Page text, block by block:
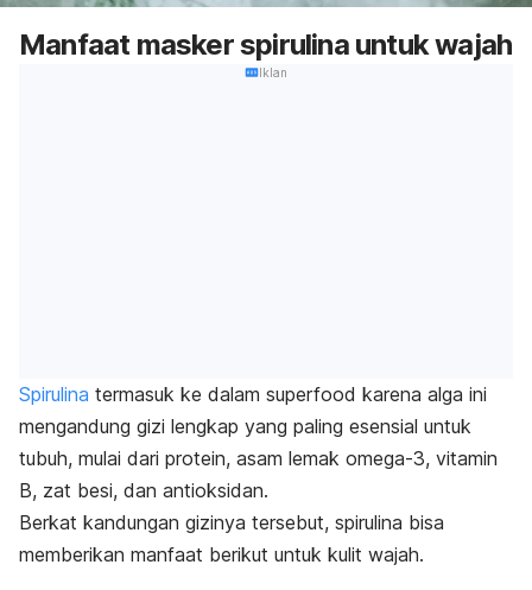
Manfaat masker spirulina untuk wajah
Iklan
Spirulina termasuk ke dalam superfood karena alga ini
mengandung gizi lengkap yang paling esensial untuk
tubuh, mulai dari protein, asam lemak omega-3, vitamin
B, zat besi, dan antioksidan.
Berkat kandungan gizinya tersebut, spirulina bisa
memberikan manfaat berikut untuk kulit wajah.